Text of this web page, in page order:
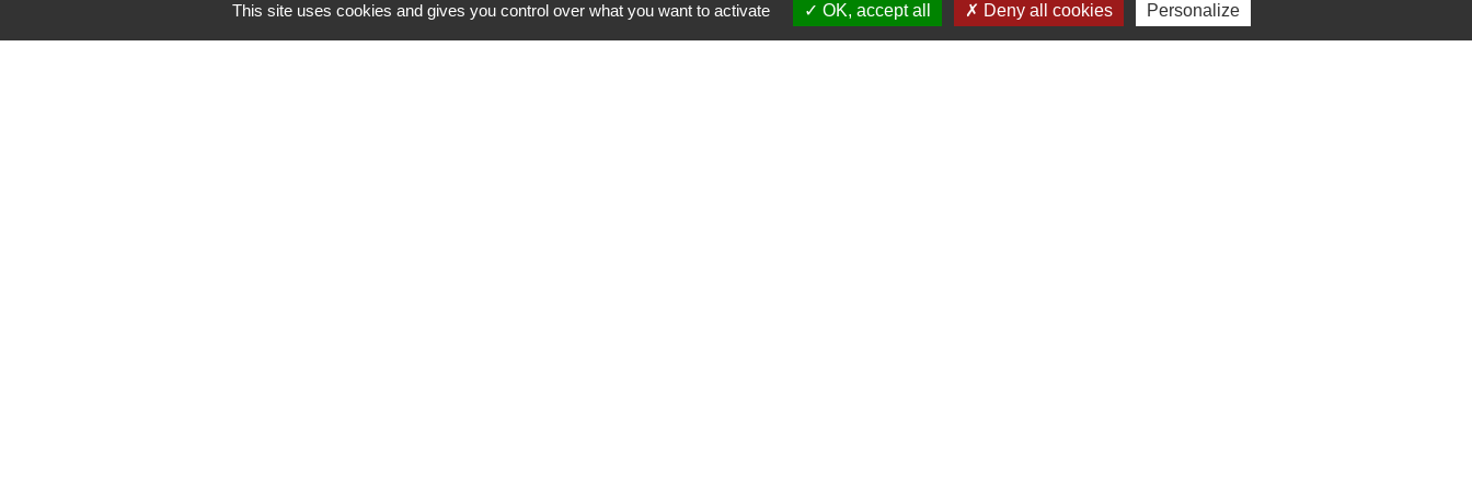
Signaler une erreur sur cette page
This site uses cookies and gives you control over what you want to activate OK, accept all Deny all cookies Personalize